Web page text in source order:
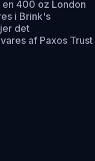
400 oz London
i Brink's
det
af Paxos Trust